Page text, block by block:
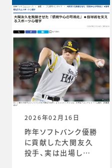
動車硬式野球部HPよ
り） https://redcr
uisers.toyotatim
es-sports.toyot
a/news/team_ne
ws-1505
術を支えるスポー
ツ心理学【時事ド
ットコムニュー
ス】
2026年02月16日
昨年ソフトバンク優勝
に貢献した大関友久
投手、実は出場した